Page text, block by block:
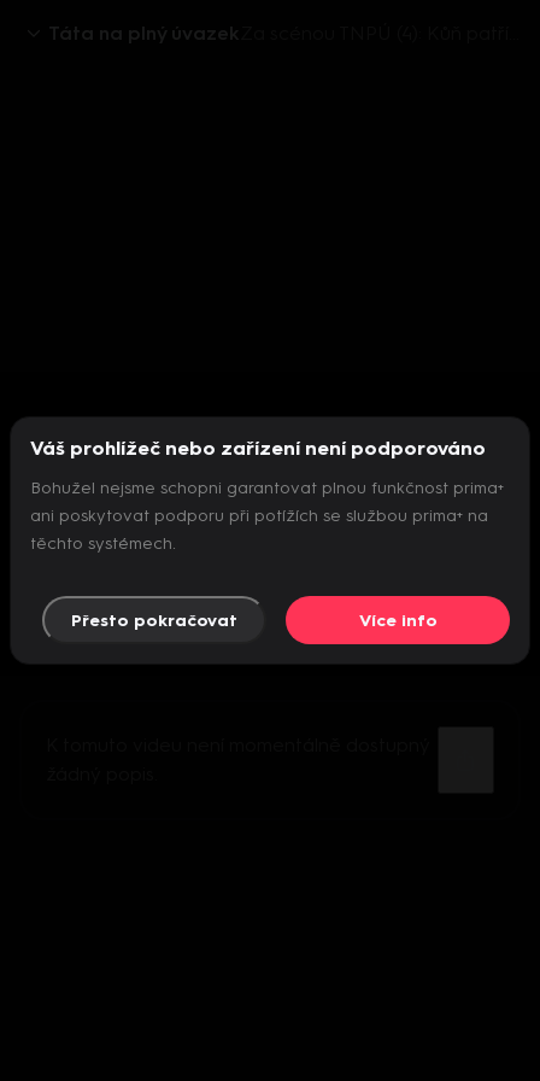
Táta na plný úvazek
Nepodařilo se inicializovat přehrávač
Váš prohlížeč nebo zařízení není podporováno
Bohužel nejsme schopni garantovat plnou funkčnost prima+
ani poskytovat podporu při potížích se službou prima+ na
těchto systémech.
Přesto pokračovat Více info